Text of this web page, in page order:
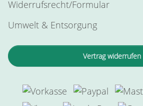
Widerrufsrecht/Formular
Umwelt & Entsorgung
Vertrag widerrufen